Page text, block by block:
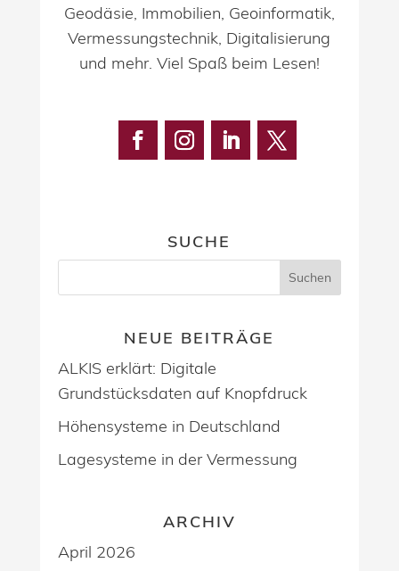
Geodäsie, Immobilien, Geoinformatik,
Vermessungstechnik, Digitalisierung
und mehr. Viel Spaß beim Lesen!
SUCHE
NEUE BEITRÄGE
ALKIS erklärt: Digitale
Grundstücksdaten auf Knopfdruck
Höhensysteme in Deutschland
Lagesysteme in der Vermessung
ARCHIV
April 2026